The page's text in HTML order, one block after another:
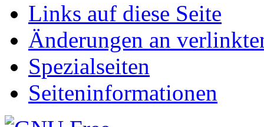
Links auf diese Seite
Änderungen an
Spezialseiten
Seiten­informationen